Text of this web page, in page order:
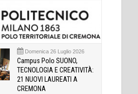
Domenica 26 Luglio 2026
Campus Polo SUONO,
TECNOLOGIA E CREATIVITÀ:
21 NUOVI LAUREATI A
CREMONA